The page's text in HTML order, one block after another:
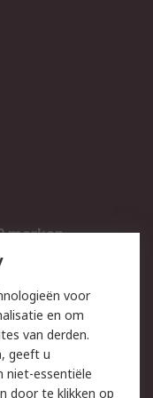
merken
veiligheid
voor
en om
van derden.
geeft u
niet-essentiële
door te klikken op